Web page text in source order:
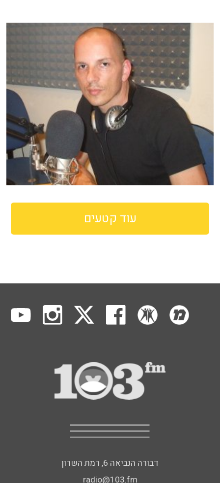
עוד קטעים
דבורה הנביאה 6, רמת השרון
radio@103.fm